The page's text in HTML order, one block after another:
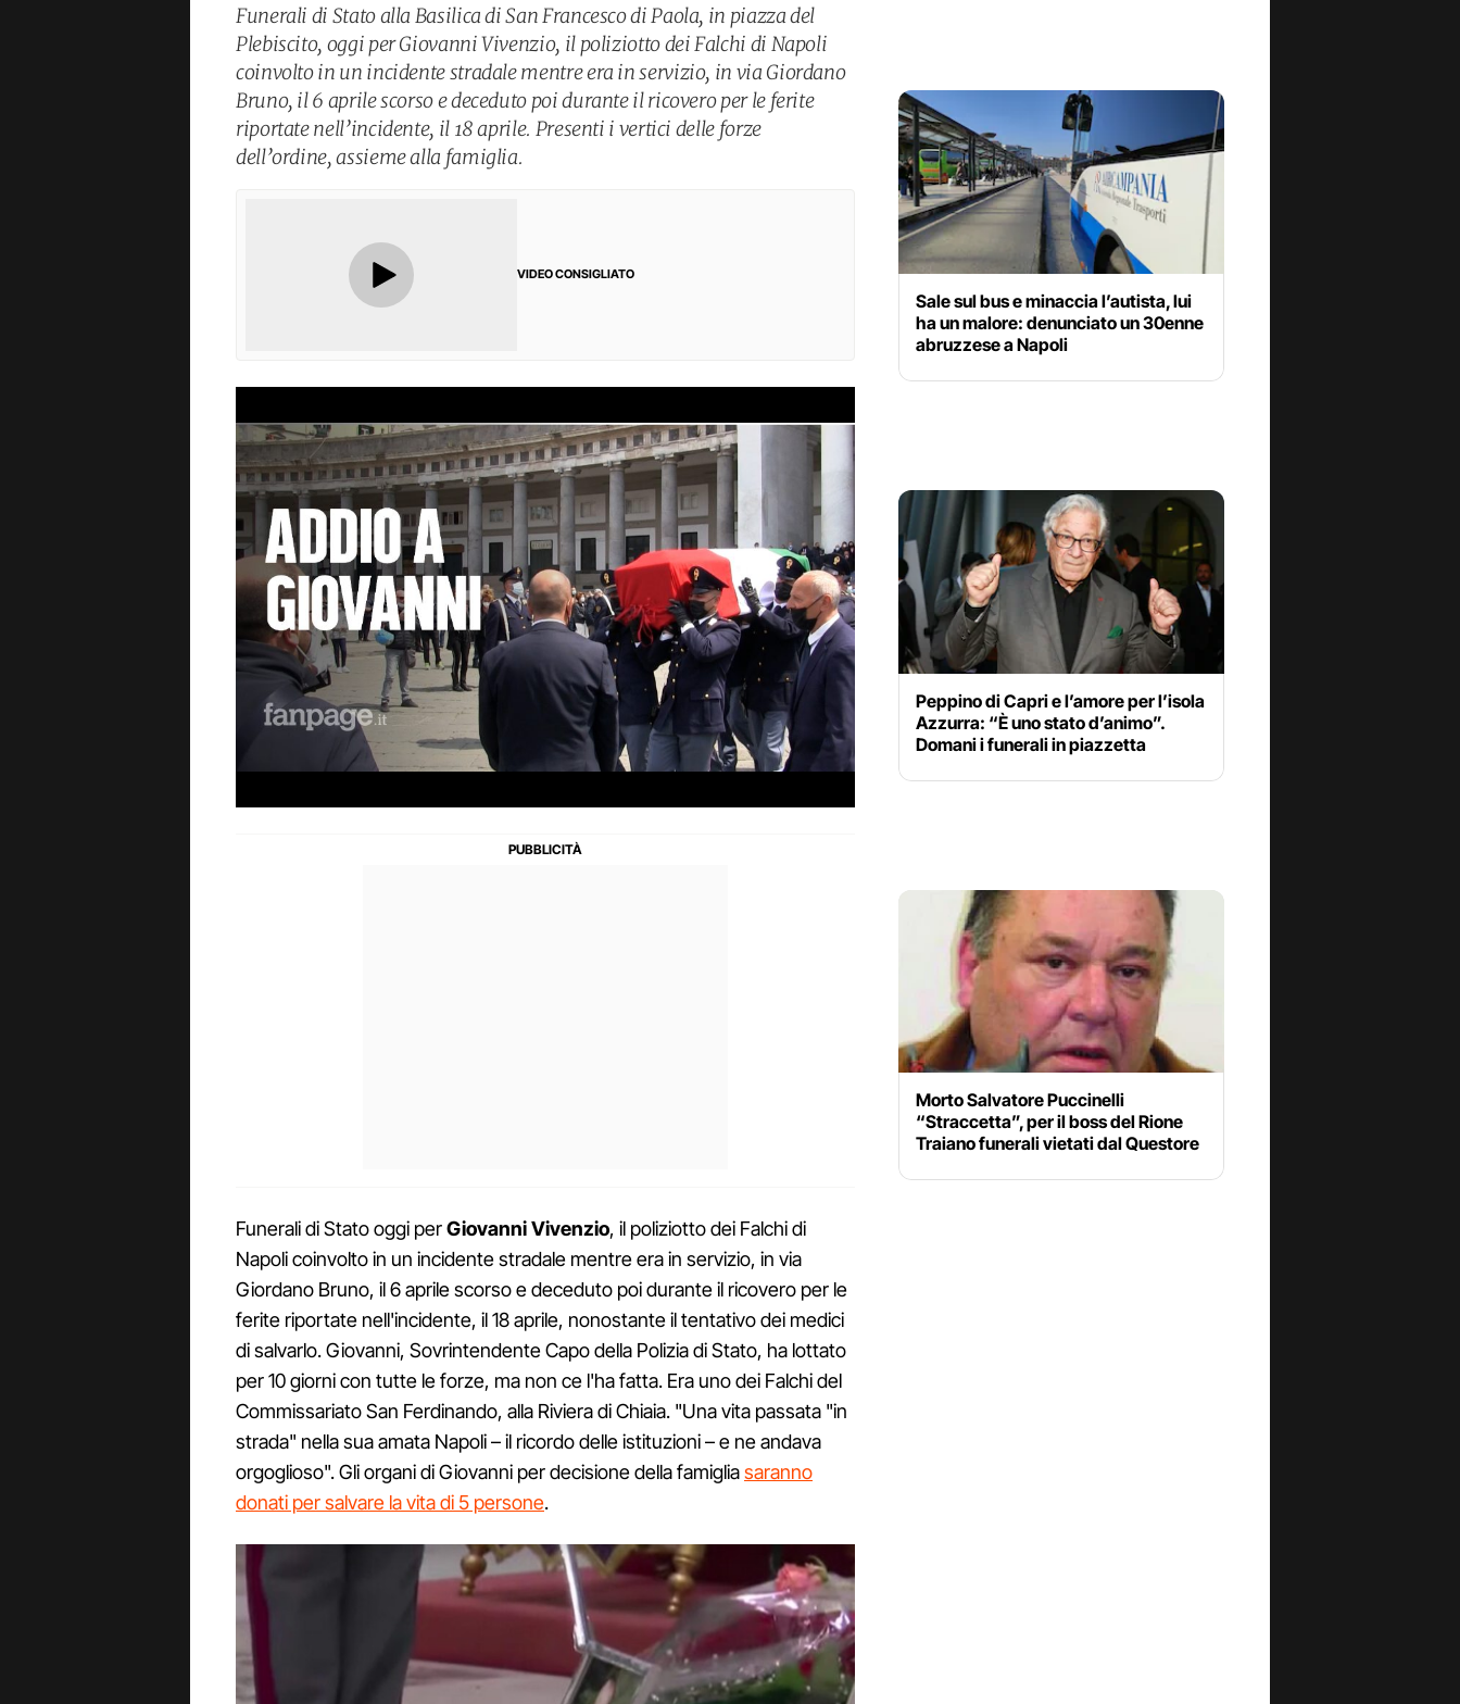
Funerali di Stato alla Basilica di San Francesco di Paola, in piazza del
Plebiscito, oggi per Giovanni Vivenzio, il poliziotto dei Falchi di Napoli
coinvolto in un incidente stradale mentre era in servizio, in via Giordano
Bruno, il 6 aprile scorso e deceduto poi durante il ricovero per le ferite
riportate nell’incidente, il 18 aprile. Presenti i vertici delle forze
dell’ordine, assieme alla famiglia.
VIDEO CONSIGLIATO
Funerali di Stato oggi perGiovanni Vivenzio, il poliziotto dei Falchi di
Napoli coinvolto in un incidente stradale mentre era in servizio, in via
Giordano Bruno, il 6 aprile scorso e deceduto poi durante il ricovero per le
ferite riportate nell'incidente, il 18 aprile, nonostante il tentativo dei medici
di salvarlo. Giovanni, Sovrintendente Capo della Polizia di Stato, ha lottato
per 10 giorni con tutte le forze, ma non ce l'ha fatta. Era uno dei Falchi del
Commissariato San Ferdinando, alla Riviera di Chiaia. "Una vita passata "in
strada" nella sua amata Napoli – il ricordo delle istituzioni – e ne andava
orgoglioso". Gli organi di Giovanni per decisione della famigliasaranno
donati per salvare la vita di 5 persone.
Sale sul bus e minaccia l’autista, lui
ha un malore: denunciato un 30enne
abruzzese a Napoli
Peppino di Capri e l’amore per l’isola
Azzurra: “È uno stato d’animo”.
Domani i funerali in piazzetta
Morto Salvatore Puccinelli
“Straccetta”, per il boss del Rione
Traiano funerali vietati dal Questore